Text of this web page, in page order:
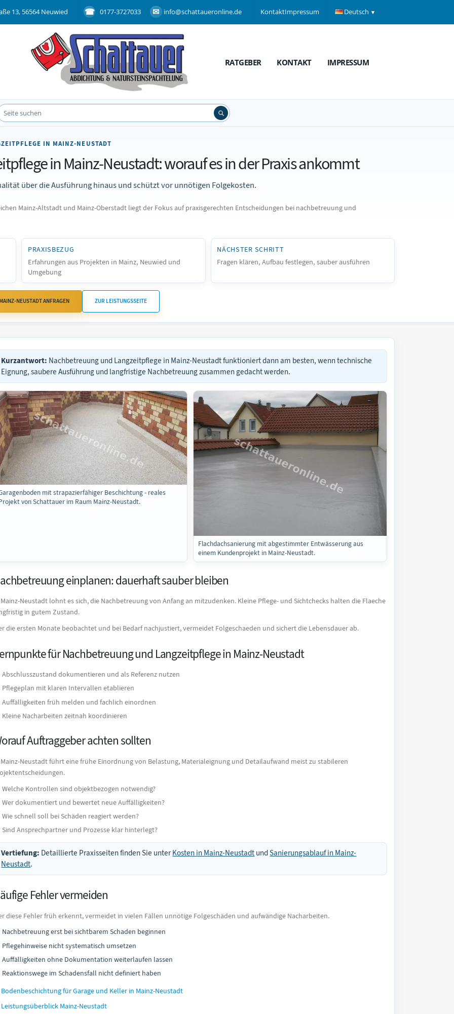
13, 56564 Neuwied 0177-3727033 info@schattaueronline.de KontaktImpressum Deutsch
RATGEBER KONTAKT IMPRESSUM
IN MAINZ-NEUSTADT
in Mainz-Neustadt: worauf es in der Praxis ankommt
über die Ausführung hinaus und schützt vor unnötigen Folgekosten.
Mainz-Altstadt und Mainz-Oberstadt liegt der Fokus auf praxisgerechten Entscheidungen bei nachbetreuung und
PRAXISBEZUG
Erfahrungen aus Projekten in Mainz, Neuwied und
Umgebung
NÄCHSTER SCHRITT
Fragen klären, Aufbau festlegen, sauber ausführen
NEUSTADT ANFRAGEN ZUR LEISTUNGSSEITE
Kurzantwort: Nachbetreuung und Langzeitpflege in Mainz-Neustadt funktioniert dann am besten, wenn technische
Eignung, saubere Ausführung und langfristige Nachbetreuung zusammen gedacht werden.
mit strapazierfähiger Beschichtung - reales
von Schattauer im Raum Mainz-Neustadt.
Flachdachsanierung mit abgestimmter Entwässerung aus
einem Kundenprojekt in Mainz-Neustadt.
einplanen: dauerhaft sauber bleiben
Neustadt lohnt es sich, die Nachbetreuung von Anfang an mitzudenken. Kleine Pflege- und Sichtchecks halten die Flaeche
in gutem Zustand.
die ersten Monate beobachtet und bei Bedarf nachjustiert, vermeidet Folgeschaeden und sichert die Lebensdauer ab.
für Nachbetreuung und Langzeitpflege in Mainz-Neustadt
Abschlusszustand dokumentieren und als Referenz nutzen
Pflegeplan mit klaren Intervallen etablieren
Auffälligkeiten früh melden und fachlich einordnen
Kleine Nacharbeiten zeitnah koordinieren
Auftraggeber achten sollten
Neustadt führt eine frühe Einordnung von Belastung, Materialeignung und Detailaufwand meist zu stabileren
Welche Kontrollen sind objektbezogen notwendig?
Wer dokumentiert und bewertet neue Auffälligkeiten?
Wie schnell soll bei Schäden reagiert werden?
Sind Ansprechpartner und Prozesse klar hinterlegt?
Vertiefung: Detaillierte Praxisseiten finden Sie unterKosten in Mainz-Neustadt undSanierungsablauf in Mainz-
Neustadt.
Fehler vermeiden
diese Fehler früh erkennt, vermeidet in vielen Fällen unnötige Folgeschäden und aufwändige Nacharbeiten.
Nachbetreuung erst bei sichtbarem Schaden beginnen
Pflegehinweise nicht systematisch umsetzen
Auffälligkeiten ohne Dokumentation weiterlaufen lassen
Reaktionswege im Schadensfall nicht definiert haben
Bodenbeschichtung für Garage und Keller in Mainz-Neustadt
Leistungsüberblick Mainz-Neustadt